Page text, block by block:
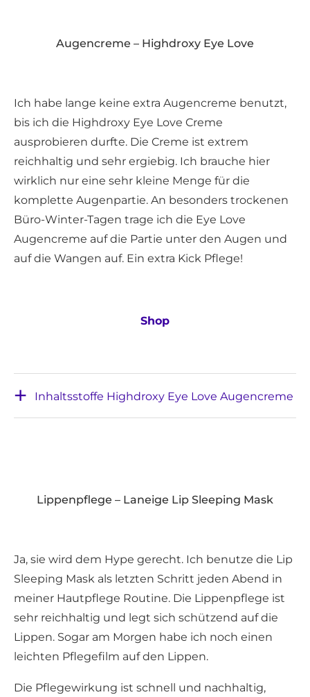
Augencreme – Highdroxy Eye Love
Ich habe lange keine extra Augencreme benutzt,
bis ich die Highdroxy Eye Love Creme
ausprobieren durfte. Die Creme ist extrem
reichhaltig und sehr ergiebig. Ich brauche hier
wirklich nur eine sehr kleine Menge für die
komplette Augenpartie. An besonders trockenen
Büro-Winter-Tagen trage ich die Eye Love
Augencreme auf die Partie unter den Augen und
auf die Wangen auf. Ein extra Kick Pflege!
Shop
Inhaltsstoffe Highdroxy Eye Love Augencreme
Lippenpflege – Laneige Lip Sleeping Mask
Ja, sie wird dem Hype gerecht. Ich benutze die Lip
Sleeping Mask als letzten Schritt jeden Abend in
meiner Hautpflege Routine. Die Lippenpflege ist
sehr reichhaltig und legt sich schützend auf die
Lippen. Sogar am Morgen habe ich noch einen
leichten Pflegefilm auf den Lippen.
Die Pflegewirkung ist schnell und nachhaltig,